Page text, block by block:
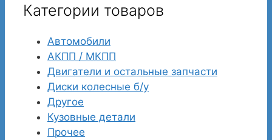
Категории товаров
Автомобили
АКПП / МКПП
Двигатели и остальные запчасти
Диски колесные б/у
Другое
Кузовные детали
Прочее